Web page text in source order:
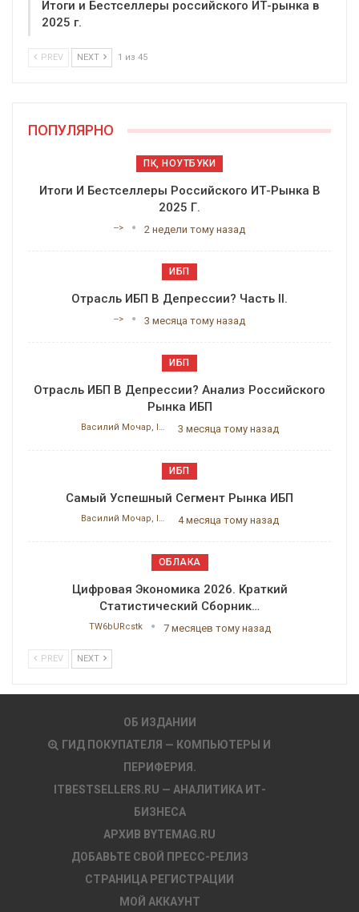
Итоги и Бестселлеры российского ИТ-рынка в
2025 г.
PREV NEXT 1 из 45
ПОПУЛЯРНО
ПК, НОУТБУКИ
Итоги И Бестселлеры Российского ИТ-Рынка В
2025 Г.
--> 2 недели тому назад
ИБП
Отрасль ИБП В Депрессии? Часть II.
--> 3 месяца тому назад
ИБП
Отрасль ИБП В Депрессии? Анализ Российского
Рынка ИБП
Василий Мочар, ITResearch 3 месяца тому назад
ИБП
Самый Успешный Сегмент Рынка ИБП
Василий Мочар, ITResearch 4 месяца тому назад
ОБЛАКА
Цифровая Экономика 2026. Краткий
Статистический Сборник…
TW6bURcstk 7 месяцев тому назад
PREV NEXT
ОБ ИЗДАНИИ
ГИД ПОКУПАТЕЛЯ — КОМПЬЮТЕРЫ И
ПЕРИФЕРИЯ.
ITBESTSELLERS.RU — АНАЛИТИКА ИТ-
БИЗНЕСА
АРХИВ BYTEMAG.RU
ДОБАВЬТЕ СВОЙ ПРЕСС-РЕЛИЗ
СТРАНИЦА РЕГИСТРАЦИИ
МОЙ АККАУНТ